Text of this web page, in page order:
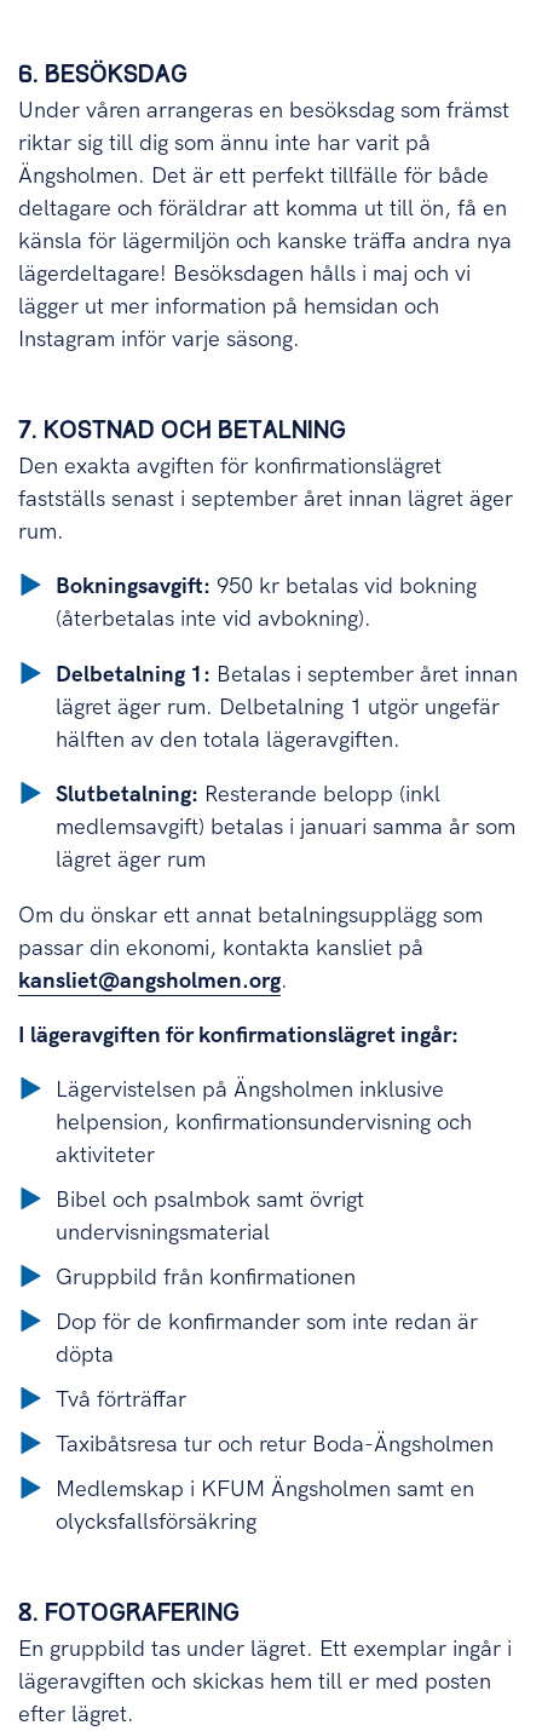
6. BESÖKSDAG
Under våren arrangeras en besöksdag som främst
riktar sig till dig som ännu inte har varit på
Ängsholmen. Det är ett perfekt tillfälle för både
deltagare och föräldrar att komma ut till ön, få en
känsla för lägermiljön och kanske träffa andra nya
lägerdeltagare! Besöksdagen hålls i maj och vi
lägger ut mer information på hemsidan och
Instagram inför varje säsong.
7. KOSTNAD OCH BETALNING
Den exakta avgiften för konfirmationslägret
fastställs senast i september året innan lägret äger
rum.
Bokningsavgift: 950 kr betalas vid bokning
(återbetalas inte vid avbokning).
Delbetalning 1: Betalas i september året innan
lägret äger rum. Delbetalning 1 utgör ungefär
hälften av den totala lägeravgiften.
Slutbetalning: Resterande belopp (inkl
medlemsavgift) betalas i januari samma år som
lägret äger rum
Om du önskar ett annat betalningsupplägg som
passar din ekonomi, kontakta kansliet på
kansliet@angsholmen.org.
I lägeravgiften för konfirmationslägret ingår:
Lägervistelsen på Ängsholmen inklusive
helpension, konfirmationsundervisning och
aktiviteter
Bibel och psalmbok samt övrigt
undervisningsmaterial
Gruppbild från konfirmationen
Dop för de konfirmander som inte redan är
döpta
Två förträffar
Taxibåtsresa tur och retur Boda-Ängsholmen
Medlemskap i KFUM Ängsholmen samt en
olycksfallsförsäkring
8. FOTOGRAFERING
En gruppbild tas under lägret. Ett exemplar ingår i
lägeravgiften och skickas hem till er med posten
efter lägret.